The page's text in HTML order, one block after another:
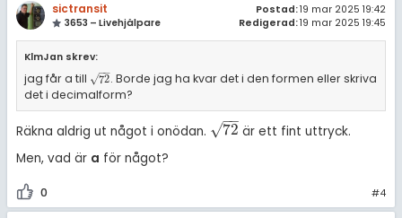
sictransit
3653 – Livehjälpare
Postad:19 mar 2025 19:42
Redigerad:19 mar 2025 19:45
KlmJan skrev:
jag får a till 72
−−
√
72 . Borde jag ha kvar det i den formen eller skriva
det i decimalform?
Räkna aldrig ut något i onödan. 72
−−
√
72
är ett fint uttryck.
Men, vad är a för något?
0 #4